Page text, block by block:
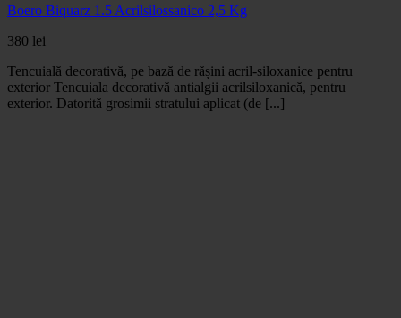
Boero Biquarz 1.5 Acrilsilossanico 2,5 Kg
380 lei
Tencuială decorativă, pe bază de rășini acril-siloxanice pentru
exterior Tencuiala decorativă antialgii acrilsiloxanică, pentru
exterior. Datorită grosimii stratului aplicat (de [...]